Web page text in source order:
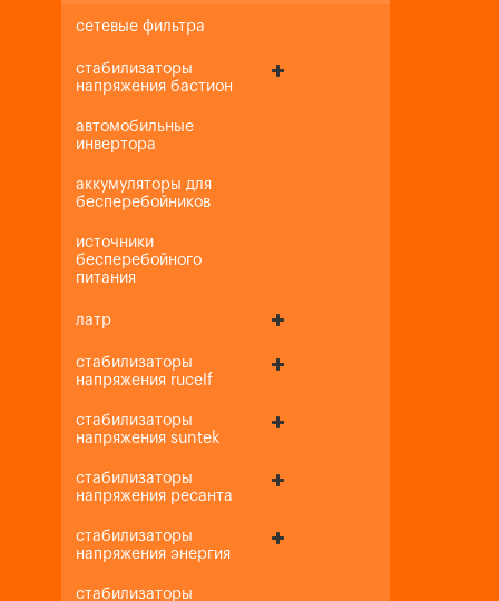
сетевые фильтра
стабилизаторы
напряжения бастион
автомобильные
инвертора
аккумуляторы для
бесперебойников
источники
бесперебойного
питания
латр
стабилизаторы
напряжения rucelf
стабилизаторы
напряжения suntek
стабилизаторы
напряжения ресанта
стабилизаторы
напряжения энергия
стабилизаторы